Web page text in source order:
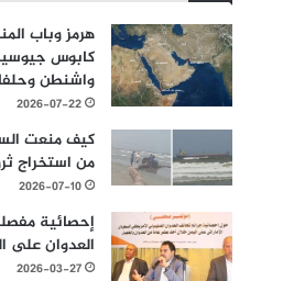
هرمز وباب
كابوس
واشنطن
2026-07-22
كيف منعت
من استخراج
2026-07-10
العدوان على
2026-03-27